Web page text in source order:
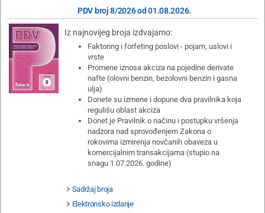
PDV broj 8/2026 od 01.08.2026.
Iz najnovijeg broja izdvajamo:
Faktoring i forfeting poslovi - pojam, uslovi i
vrste
Promene iznosa akciza na pojedine derivate
nafte (olovni benzin, bezolovni benzin i gasna
ulja)
Donete su izmene i dopune dva pravilnika koja
regulišu oblast akciza
Donet je Pravilnik o načinu i postupku vršenja
nadzora nad sprovođenjem Zakona o
rokovima izmirenja novčanih obaveza u
komercijalnim transakcijama (stupio na
snagu 1.07.2026. godine)
Sadržaj broja
Elektronsko izdanje